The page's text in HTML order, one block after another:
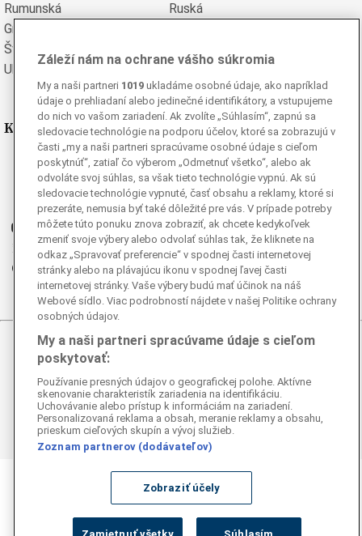
Rumunská
Ruská
Grécka
Švédska
Ukrajinská
Kde nás nájdete
Facebook
Instagram
Ganjing
Youtube
Twitter
Telegram
RSS
© 2026 Epoch Times Slovensko
Všetky práva vyhradené. Publikovanie alebo ďalšie šírenie
správ a fotografií zo zdrojov TASR je bez
predchádzajúceho písomného súhlasu TASR porušením
autorského zákona.
Záleží nám na ochrane vášho súkromia
My a naši partneri 1019 ukladáme osobné údaje, ako napríklad
údaje o prehliadaní alebo jedinečné identifikátory, a vstupujeme
do nich vo vašom zariadení. Ak zvolíte „Súhlasím“, zapnú sa
sledovacie technológie na podporu účelov, ktoré sa zobrazujú v
časti „my a naši partneri spracúvame osobné údaje s cieľom
poskytnúť“, zatiaľ čo výberom „Odmetnuť všetko“, alebo ak
odvoláte svoj súhlas, sa však tieto technológie vypnú. Ak sú
sledovacie technológie vypnuté, časť obsahu a reklamy, ktoré si
prezeráte, nemusia byť také dôležité pre vás. V prípade potreby
môžete túto ponuku znova zobraziť, ak chcete kedykoľvek
zmeniť svoje výbery alebo odvolať súhlas tak, že kliknete na
odkaz „Spravovať preferencie“ v spodnej časti internetovej
stránky alebo na plávajúcu ikonu v spodnej ľavej časti
internetovej stránky. Vaše výbery budú mať účinok na náš
Webové sídlo. Viac podrobností nájdete v našej Politike ochrany
osobných údajov.
My a naši partneri spracúvame údaje s cieľom
poskytovať:
Používanie presných údajov o geografickej polohe. Aktívne
skenovanie charakteristík zariadenia na identifikáciu.
Uchovávanie alebo prístup k informáciám na zariadení.
Personalizovaná reklama a obsah, meranie reklamy a obsahu,
prieskum cieľových skupín a vývoj služieb.
Zoznam partnerov (dodávateľov)
Zobraziť účely